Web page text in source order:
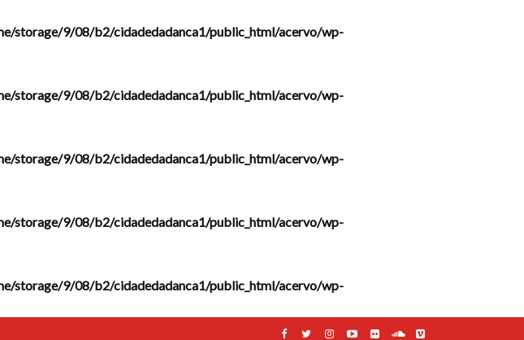
storage/9/08/b2/cidadedadanca1/public_html/acervo/wp-
storage/9/08/b2/cidadedadanca1/public_html/acervo/wp-
storage/9/08/b2/cidadedadanca1/public_html/acervo/wp-
storage/9/08/b2/cidadedadanca1/public_html/acervo/wp-
storage/9/08/b2/cidadedadanca1/public_html/acervo/wp-